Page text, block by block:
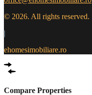
© 2026. All rights reserved.
|
ehomesimobiliare.ro
Compare Properties